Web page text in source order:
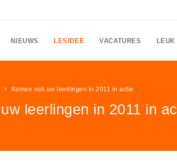
NIEUWS LESIDEE VACATURES LEUK
Komen ook uw leerlingen in 2011 in actie
leerlingen in 2011 in